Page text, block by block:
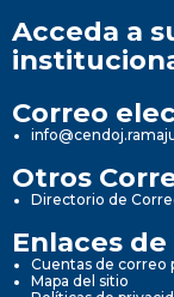
Acceda a
Correo
Otros
Directorio de
Enlaces
Cuentas de correo
Mapa del sitio